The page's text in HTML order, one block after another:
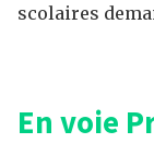
scolaires
En voie